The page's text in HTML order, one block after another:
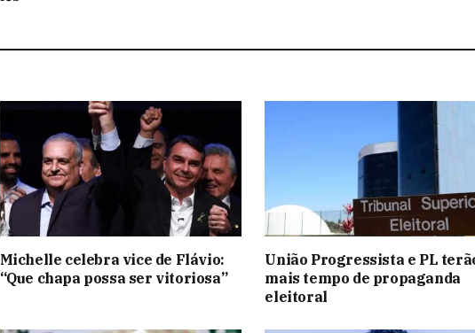
Michelle celebra vice de Flávio:
“Que chapa possa ser vitoriosa”
União Progressista e PL
mais tempo de propaganda
eleitoral